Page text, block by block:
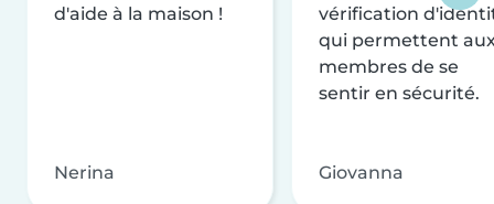
d'aide à la maison !
Nerina
vérification
qui permettent
membres de se
sentir en sécurité.
Giovanna